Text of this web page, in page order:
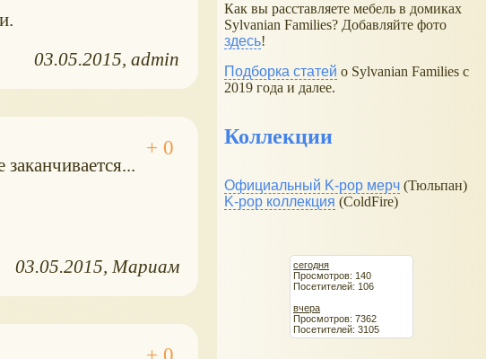
03.05.2015 admin
03.05.2015 Мариам
Как вы расставляете мебель в домиках
Sylvanian Families? Добавляйте фото
здесь!
Подборка статей о Sylvanian Families с
2019 года и далее.
Коллекции
Официальный K-pop мерч (Тюльпан)
K-pop коллекция (ColdFire)
сегодня
Просмотров: 140
Посетителей: 106
вчера
Просмотров: 7362
Посетителей: 3105